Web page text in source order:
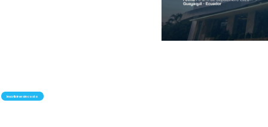
Inscribirse sin costo